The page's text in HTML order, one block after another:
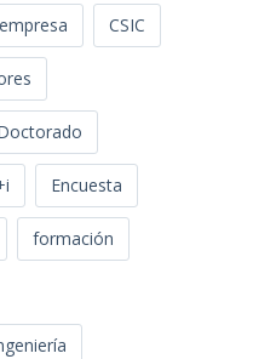
CSIC
Encuesta
formación